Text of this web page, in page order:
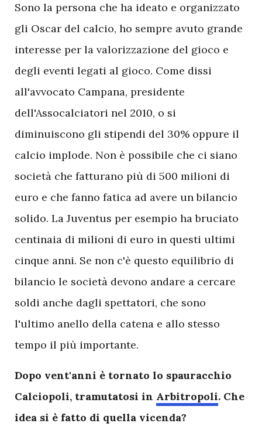
Sono la persona che ha ideato e organizzato
gli Oscar del calcio, ho sempre avuto grande
interesse per la valorizzazione del gioco e
degli eventi legati al gioco. Come dissi
all'avvocato Campana, presidente
dell'Assocalciatori nel 2010, o si
diminuiscono gli stipendi del 30% oppure il
calcio implode. Non è possibile che ci siano
società che fatturano più di 500 milioni di
euro e che fanno fatica ad avere un bilancio
solido. La Juventus per esempio ha bruciato
centinaia di milioni di euro in questi ultimi
cinque anni. Se non c'è questo equilibrio di
bilancio le società devono andare a cercare
soldi anche dagli spettatori, che sono
l'ultimo anello della catena e allo stesso
tempo il più importante.
Dopo vent'anni è tornato lo spauracchio
Calciopoli, tramutatosi in Arbitropoli. Che
idea si è fatto di quella vicenda?